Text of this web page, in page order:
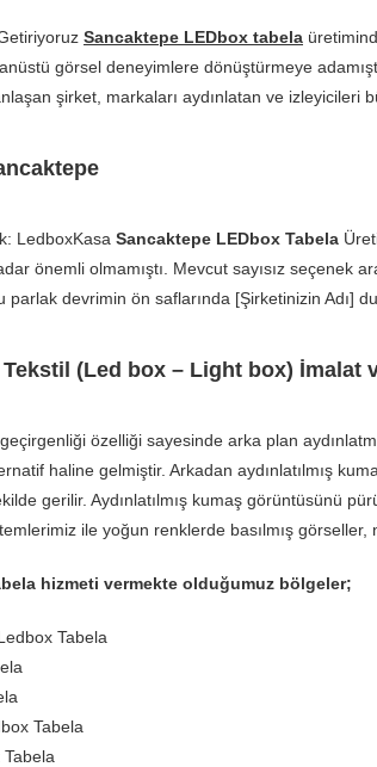
Sancaktepe LEDbox tabela
görsel deneyimlere dönüştürmeye
şirket, markaları aydınlatan ve izleyicileri
LedboxKasa Sancaktepe LEDbox Tabela
önemli olmamıştı. Mevcut sayısız seçenek
parlak devrimin ön saflarında [Şirketinizin Adı]
Tekstil (Led box – Light box) İmalat
geçirgenliği özelliği sayesinde arka plan
haline gelmiştir. Arkadan aydınlatılmış
gerilir. Aydınlatılmış kumaş görüntüsünü
ile yoğun renklerde basılmış
hizmeti vermekte olduğumuz bölgeler;
Tabela
Tabela